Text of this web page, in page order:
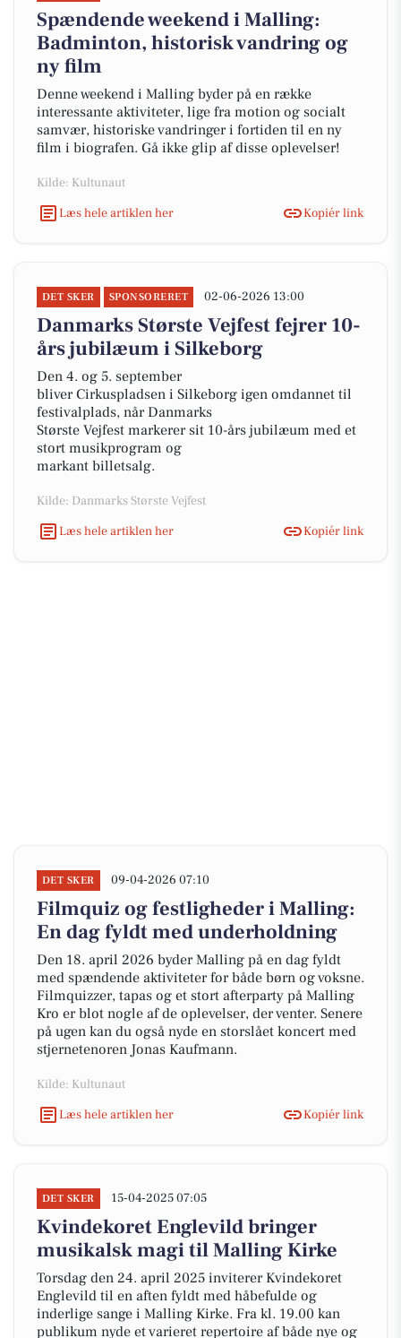
Spændende weekend i Malling:
Badminton, historisk vandring og
ny film
Denne weekend i Malling byder på en række
interessante aktiviteter, lige fra motion og socialt
samvær, historiske vandringer i fortiden til en ny
film i biografen. Gå ikke glip af disse oplevelser!
Kilde: Kultunaut
Læs hele artiklen her
Kopiér link
DET SKER SPONSORERET 02-06-2026 13:00
Danmarks Største Vejfest fejrer 10-
års jubilæum i Silkeborg
Den 4. og 5. september
bliver Cirkuspladsen i Silkeborg igen omdannet til
festivalplads, når Danmarks
Største Vejfest markerer sit 10-års jubilæum med et
stort musikprogram og
markant billetsalg.
Kilde: Danmarks Største Vejfest
Læs hele artiklen her
Kopiér link
DET SKER 09-04-2026 07:10
Filmquiz og festligheder i Malling:
En dag fyldt med underholdning
Den 18. april 2026 byder Malling på en dag fyldt
med spændende aktiviteter for både børn og voksne.
Filmquizzer, tapas og et stort afterparty på Malling
Kro er blot nogle af de oplevelser, der venter. Senere
på ugen kan du også nyde en storslået koncert med
stjernetenoren Jonas Kaufmann.
Kilde: Kultunaut
Læs hele artiklen her
Kopiér link
DET SKER 15-04-2025 07:05
Kvindekoret Englevild bringer
musikalsk magi til Malling Kirke
Torsdag den 24. april 2025 inviterer Kvindekoret
Englevild til en aften fyldt med håbefulde og
inderlige sange i Malling Kirke. Fra kl. 19.00 kan
publikum nyde et varieret repertoire af både nye og